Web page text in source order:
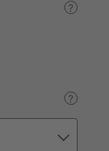
?
?